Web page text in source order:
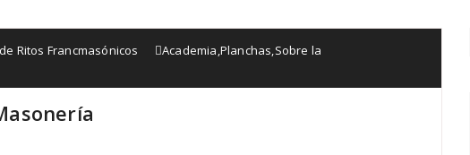
de Ritos Francmasónicos Academia,Planchas,Sobre la